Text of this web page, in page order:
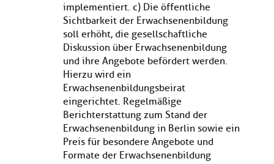
implementiert. c) Die öffentliche
Sichtbarkeit der Erwachsenenbildung
soll erhöht, die gesellschaftliche
Diskussion über Erwachsenenbildung
und ihre Angebote befördert werden.
Hierzu wird ein
Erwachsenenbildungsbeirat
eingerichtet. Regelmäßige
Berichterstattung zum Stand der
Erwachsenenbildung in Berlin sowie ein
Preis für besondere Angebote und
Formate der Erwachsenenbildung